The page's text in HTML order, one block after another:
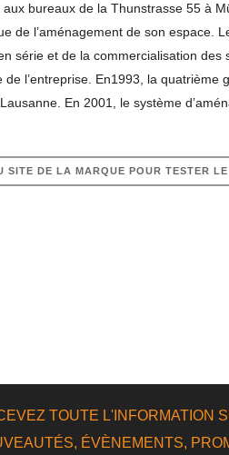
bureaux de la Thunstrasse 55 à
de l’aménagement de son
série et de la commercialisation des
l’entreprise. En1993, la quatrième
En 2001, le système
SITE DE LA MARQUE POUR TESTER
TOUTE L'INFORMATION
ÉVÈNEMENTS,